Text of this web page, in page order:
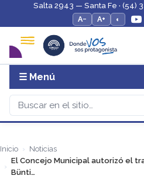
Salta 2943 — Santa Fe · (54)
A−
A+ ◐
☰ Menú
Inicio
Noticias
El Concejo Municipal autorizó el
Bünti…